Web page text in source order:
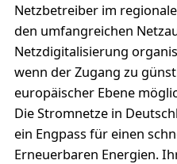
Netzbetreiber im
den umfangreichen
Netzdigitalisierung
wenn der Zugang zu
europäischer Ebene
Die Stromnetze in
ein Engpass für einen
Erneuerbaren Energien.